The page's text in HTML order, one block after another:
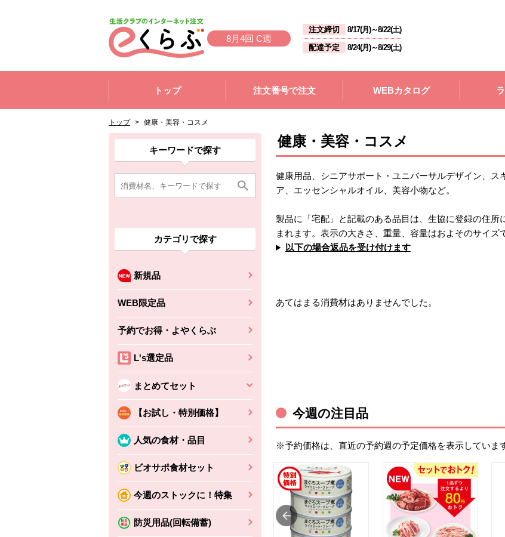
8月4回 C週
注文締切 8/17(月)～8/22(土)
配達予定
8/24(月)～8/29(土)
トップ
注文番号で注文 WEBカタログ
トップ > 健康・美容・コスメ
ここから消費材検索メニューです。
キーワードで探す
カテゴリで探す
新規品
WEB限定品
予約でお得・よやくらぶ
L's選定品
まとめてセット
【お試し・特別価格】
人気の食材・品目
ビオサポ食材セット
今週のストックに！特集
防災用品(回転備蓄)
消費材検索メニューここまで。
ここから本文です。
ここから組合員向けメニューです。
組合員向けメニューここまで。
ここから本文です。 健康・美容・コスメ
健康用品、シニアサポート・ユニバーサルデザイン、
ア、エッセンシャルオイル、美容小物など。
製品に「宅配」と記載のある品目は、生協に登録の住
まれます。表示の大きさ、重量、容量はおよそのサイズ
以下の場合返品を受け付けます
あてはまる消費材はありませんでした。
今週の注目品
※予約価格は、直近の予約週の予定価格を表示していま